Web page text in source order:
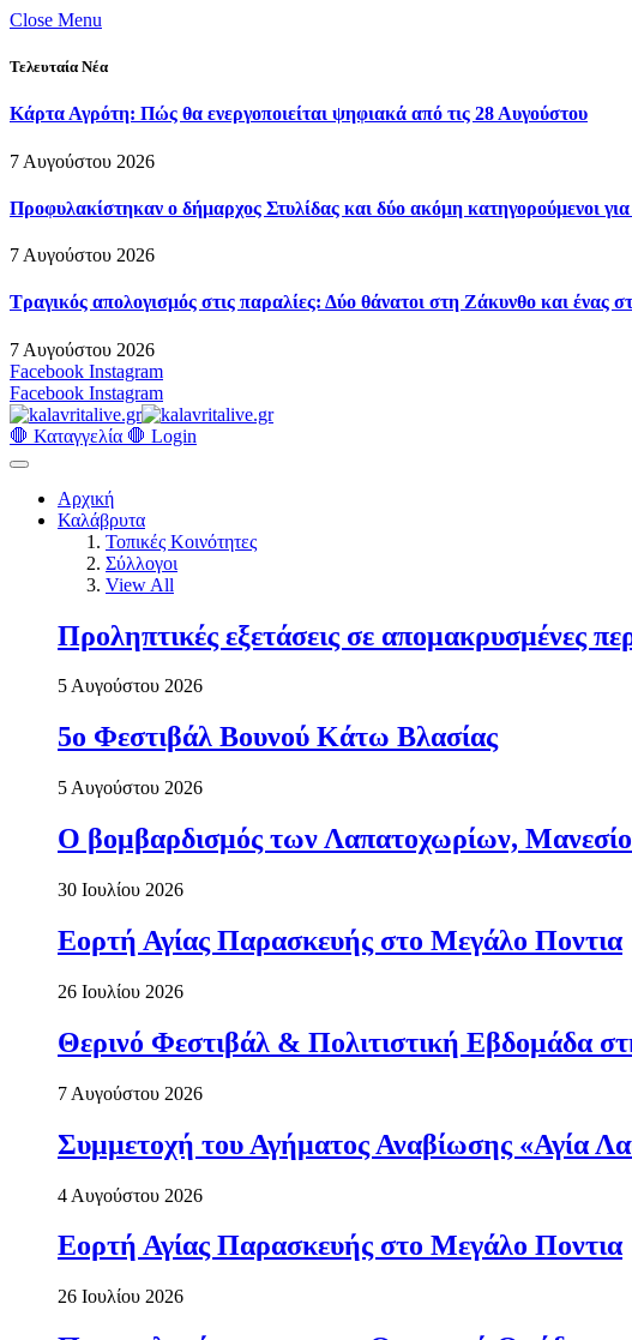
Close Menu
Τελευταία Νέα
Κάρτα Αγρότη: Πώς θα ενεργοποιείται ψηφιακά από τις 28 Αυγούστου
7 Αυγούστου 2026
Προφυλακίστηκαν ο δήμαρχος Στυλίδας και δύο ακόμη κατηγορούμενοι
7 Αυγούστου 2026
Τραγικός απολογισμός στις παραλίες: Δύο θάνατοι στη Ζάκυνθο και ένας
7 Αυγούστου 2026
Facebook Instagram
Facebook Instagram
🛑 Καταγγελία 🛑 Login
Αρχική
Καλάβρυτα
Τοπικές Κοινότητες
Σύλλογοι
View All
Προληπτικές εξετάσεις σε απομακρυσμένες
5 Αυγούστου 2026
5ο Φεστιβάλ Βουνού Κάτω Βλασίας
5 Αυγούστου 2026
Ο βομβαρδισμός των Λαπατοχωρίων,
30 Ιουλίου 2026
Εορτή Αγίας Παρασκευής στο Μεγάλο Ποντια
26 Ιουλίου 2026
Θερινό Φεστιβάλ & Πολιτιστική Εβδομάδα
7 Αυγούστου 2026
Συμμετοχή του Αγήματος Αναβίωσης «Αγία
4 Αυγούστου 2026
Εορτή Αγίας Παρασκευής στο Μεγάλο Ποντια
26 Ιουλίου 2026